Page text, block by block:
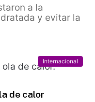
a la
y evitar la
Internacional
de calor